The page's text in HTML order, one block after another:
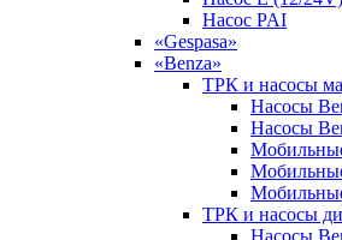
Насос PAI
«Gespasa»
«Benza»
ТРК и насосы
Насосы
Насосы
ТРК и насосы
Насосы